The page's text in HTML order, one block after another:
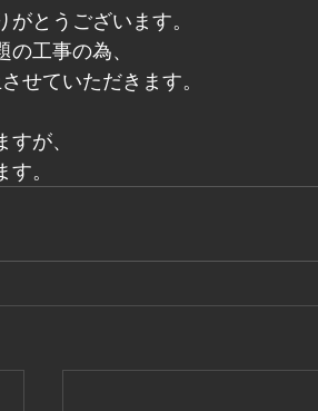
とうございます。
工事の為、
せていただきます。
が、
。